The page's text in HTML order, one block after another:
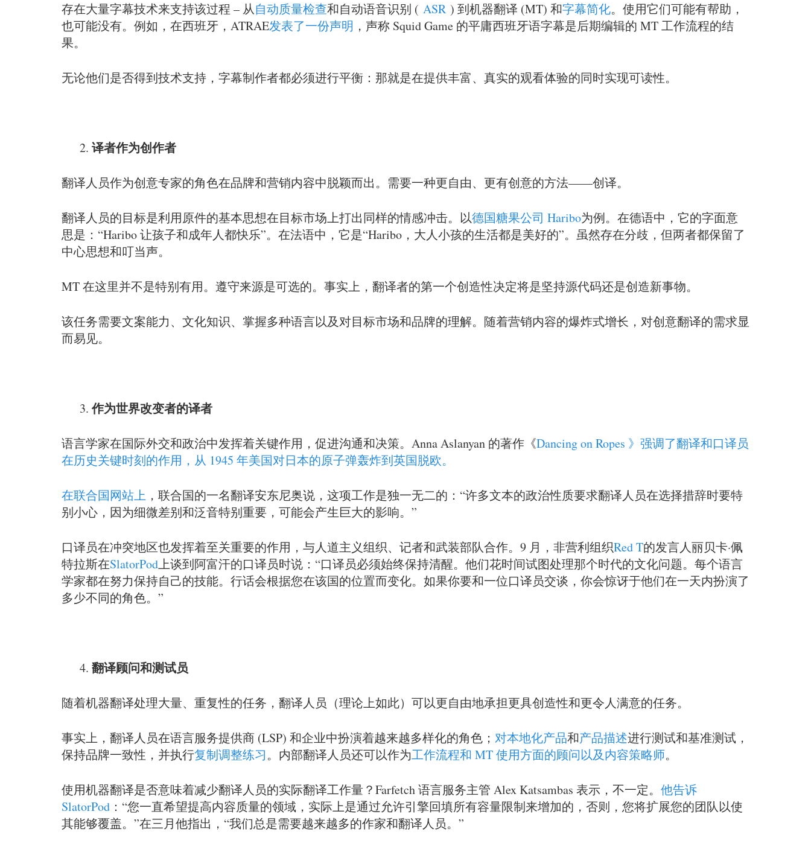
存在大量字幕技术来支持该过程 – 从自动质量检查和自动语音识别 ( ASR ) 到机器翻译 (MT) 和字幕简化。使用它们可能有帮助，
也可能没有。例如，在西班牙，ATRAE发表了一份声明 ，声称 Squid Game 的平庸西班牙语字幕是后期编辑的 MT 工作流程的结
果。
无论他们是否得到技术支持，字幕制作者都必须进行平衡：那就是在提供丰富、真实的观看体验的同时实现可读性。
译者作为创作者
翻译人员作为创意专家的角色在品牌和营销内容中脱颖而出。需要一种更自由、更有创意的方法——创译。
翻译人员的目标是利用原件的基本思想在目标市场上打出同样的情感冲击。以德国糖果公司 Haribo为例。在德语中，它的字面意
思是：“Haribo 让孩子和成年人都快乐”。在法语中，它是“Haribo，大人小孩的生活都是美好的”。虽然存在分歧，但两者都保留了
中心思想和叮当声。
MT 在这里并不是特别有用。遵守来源是可选的。事实上，翻译者的第一个创造性决定将是坚持源代码还是创造新事物。
该任务需要文案能力、文化知识、掌握多种语言以及对目标市场和品牌的理解。随着营销内容的爆炸式增长，对创意翻译的需求显
而易见。
作为世界改变者的译者
语言学家在国际外交和政治中发挥着关键作用，促进沟通和决策。Anna Aslanyan 的著作《Dancing on Ropes 》强调了翻译和口译员
在历史关键时刻的作用，从 1945 年美国对日本的原子弹轰炸到英国脱欧。
在联合国网站上 ，联合国的一名翻译安东尼奥说，这项工作是独一无二的：“许多文本的政治性质要求翻译人员在选择措辞时要特
别小心，因为细微差别和泛音特别重要，可能会产生巨大的影响。”
口译员在冲突地区也发挥着至关重要的作用，与人道主义组织、记者和武装部队合作。9 月，非营利组织Red T的发言人丽贝卡·佩
特拉斯在SlatorPod上谈到阿富汗的口译员时说：“口译员必须始终保持清醒。他们花时间试图处理那个时代的文化问题。每个语言
学家都在努力保持自己的技能。行话会根据您在该国的位置而变化。如果你要和一位口译员交谈，你会惊讶于他们在一天内扮演了
多少不同的角色。”
翻译顾问和测试员
随着机器翻译处理大量、重复性的任务，翻译人员（理论上如此）可以更自由地承担更具创造性和更令人满意的任务。
事实上，翻译人员在语言服务提供商 (LSP) 和企业中扮演着越来越多样化的角色； 对本地化产品和产品描述进行测试和基准测试，
保持品牌一致性，并执行复制调整练习。内部翻译人员还可以作为工作流程和 MT 使用方面的顾问以及内容策略师。
使用机器翻译是否意味着减少翻译人员的实际翻译工作量？Farfetch 语言服务主管 Alex Katsambas 表示，不一定。 他告诉
SlatorPod ：“您一直希望提高内容质量的领域，实际上是通过允许引擎回填所有容量限制来增加的，否则，您将扩展您的团队以使
其能够覆盖。”在三月他指出，“我们总是需要越来越多的作家和翻译人员。”